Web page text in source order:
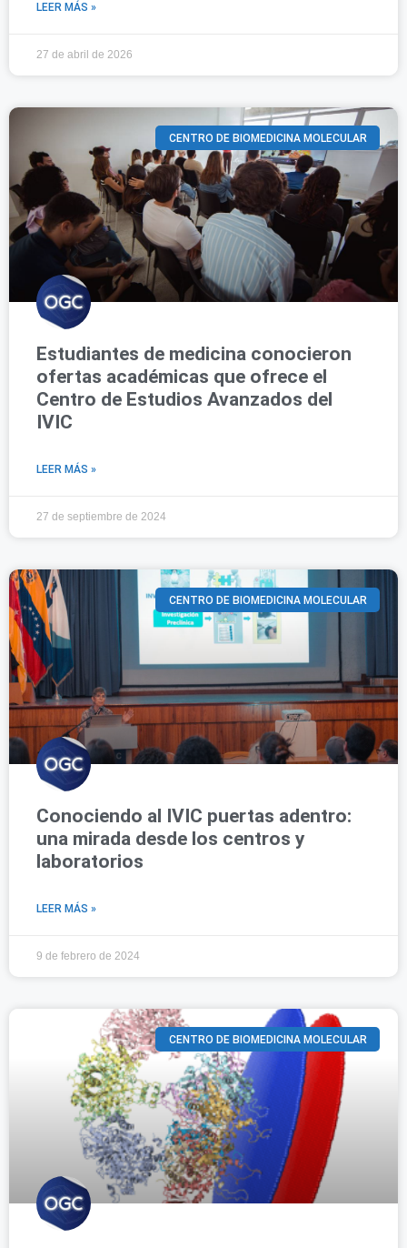
LEER MÁS »
27 de abril de 2026
CENTRO DE BIOMEDICINA MOLECULAR
Estudiantes de medicina conocieron
ofertas académicas que ofrece el
Centro de Estudios Avanzados del
IVIC
LEER MÁS »
27 de septiembre de 2024
CENTRO DE BIOMEDICINA MOLECULAR
Conociendo al IVIC puertas adentro:
una mirada desde los centros y
laboratorios
LEER MÁS »
9 de febrero de 2024
CENTRO DE BIOMEDICINA MOLECULAR